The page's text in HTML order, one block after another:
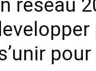
réseau